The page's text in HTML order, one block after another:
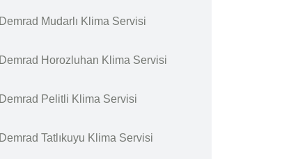
Demrad Mudarlı Klima Servisi
Demrad Horozluhan Klima Servisi
Demrad Pelitli Klima Servisi
Demrad Tatlıkuyu Klima Servisi